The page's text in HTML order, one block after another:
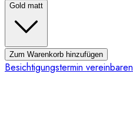
Gold matt
Zum Warenkorb hinzufügen
Besichtigungstermin vereinbaren